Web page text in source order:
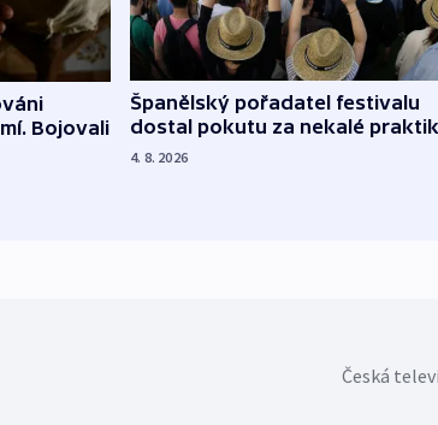
Bojovali
Španělský pořadatel festivalu
dostal pokutu za nekalé
4. 8. 2026
Česká